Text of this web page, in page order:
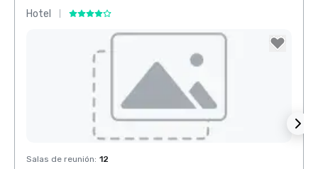
Hotel
Removed from favorites
Salas de reunión: 12